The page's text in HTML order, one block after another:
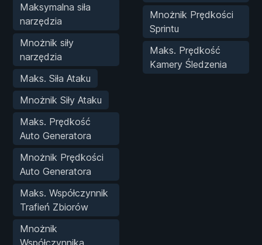
Maksymalna siła
narzędzia
Mnożnik siły
narzędzia
Maks. Siła Ataku
Mnożnik Siły Ataku
Maks. Prędkość
Auto Generatora
Mnożnik Prędkości
Auto Generatora
Maks. Współczynnik
Trafień Zbiorów
Mnożnik
Współczynnika
Mnożnik Prędkości
Sprintu
Maks. Prędkość
Kamery Śledzenia